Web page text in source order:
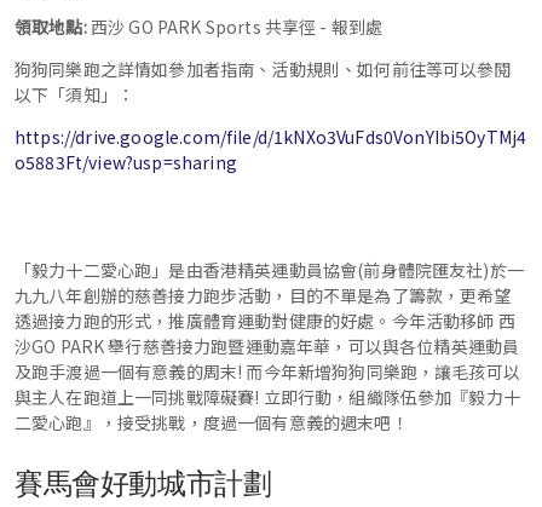
領取地點:西沙 GO PARK Sports 共享徑 - 報到處
狗狗同樂跑之詳情如參加者指南、活動規則、如何前往等可以參閱
以下「須知」：
https://drive.google.com/file/d/1kNXo3VuFds0VonYIbi5OyTMj4
o5883Ft/view?usp=sharing
「毅力十二愛心跑」是由香港精英運動員協會(前身體院匯友社)於一
九九八年創辦的慈善接力跑步活動，目的不單是為了籌款，更希望
透過接力跑的形式，推廣體育運動對健康的好處。今年活動移師 西
沙GO PARK舉行慈善接力跑暨運動嘉年華，可以與各位精英運動員
及跑手渡過一個有意義的周末! 而今年新增狗狗同樂跑，讓毛孩可以
與主人在跑道上一同挑戰障礙賽! 立即行動，組織隊伍參加『毅力十
二愛心跑』，接受挑戰，度過一個有意義的週末吧！
賽馬會好動城市計劃